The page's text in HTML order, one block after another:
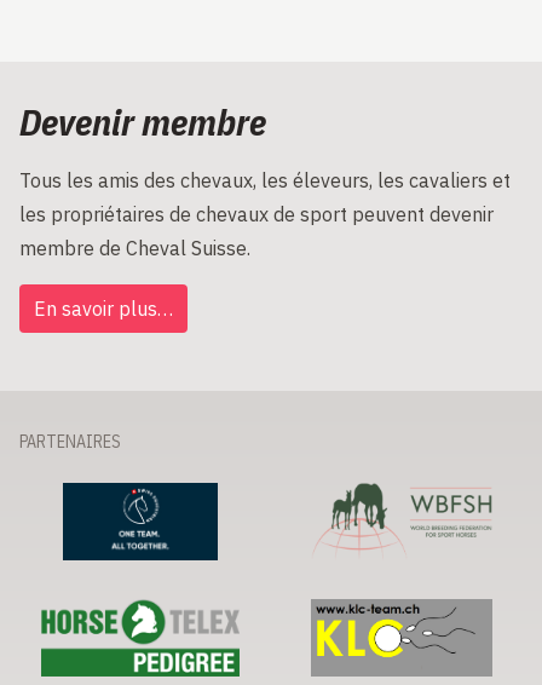
Devenir membre
Tous les amis des chevaux, les éleveurs, les cavaliers et
les propriétaires de chevaux de sport peuvent devenir
membre de Cheval Suisse.
En savoir plus…
PARTENAIRES